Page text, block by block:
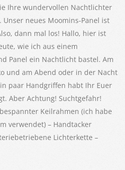
Ihre wundervollen Nachtlichter
neues Moomins-Panel ist
dann mal los! Hallo, hier ist
wie ich aus einem
Panel ein Nachtlicht bastel. Am
und am Abend oder in der Nacht
paar Handgriffen habt Ihr Euer
Aber Achtung! Suchtgefahr!
Keilrahmen (ich habe
verwendet) – Handtacker
Lichterkette –